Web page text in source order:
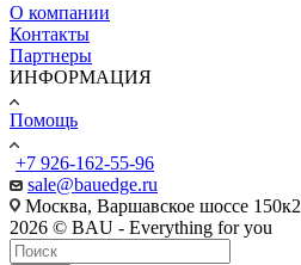
О компании
Контакты
Партнеры
ИНФОРМАЦИЯ
Помощь
+7 926-162-55-96
sale@bauedge.ru
Москва, Варшавское шоссе 150к2
2026 © BAU - Everything for you